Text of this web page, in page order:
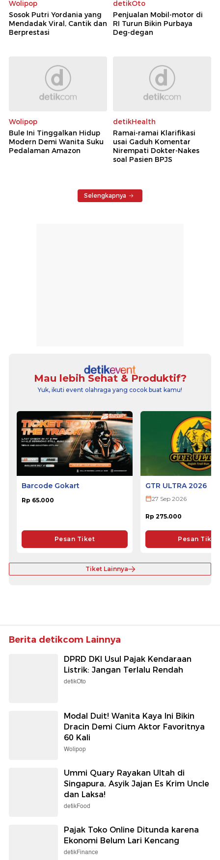
Wolipop
Sosok Putri Yordania yang
Mendadak Viral, Cantik dan
Berprestasi
detikOto
Penjualan Mobil-motor di
RI Turun Bikin Purbaya
Deg-degan
Wolipop
Bule Ini Tinggalkan Hidup
Modern Demi Wanita Suku
Pedalaman Amazon
detikHealth
Ramai-ramai Klarifikasi
usai Gaduh Komentar
Nirempati Dokter-Nakes
soal Pasien BPJS
Selengkapnya
Mau lebih Sehat & Produktif?
Yuk, ikuti event olahraga yang cocok buat kamu!
Barcode Gokart
Rp 65.000
Pesan Tiket
GTR ULTRA 2026
27 Sep 2026
Rp 275.000
Pesan Tiket
Tiket Lainnya
Berita detikcom Lainnya
DPRD DKI Usul Pajak Kendaraan
Listrik: Jangan Terlalu Rendah
detikOto
Modal Duit! Wanita Kaya Ini Bikin
Dracin Demi Cium Aktor Favoritnya
60 Kali
Wolipop
Ummi Quary Rayakan Ultah di
Singapura, Asyik Jajan Es Krim Uncle
dan Laksa!
detikFood
Pajak Toko Online Ditunda karena
Ekonomi Belum Lari Kencang
detikFinance